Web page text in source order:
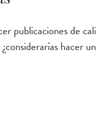
publicaciones de
hacer